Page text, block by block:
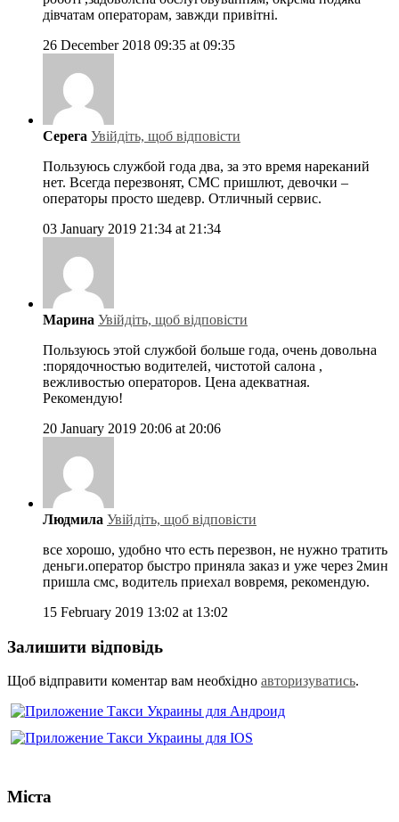
дівчатам операторам, завжди привітні.
26 December 2018 09:35 at 09:35
Серега Увійдіть, щоб відповісти
Пользуюсь службой года два, за это время нареканий
нет. Всегда перезвонят, СМС пришлют, девочки –
операторы просто шедевр. Отличный сервис.
03 January 2019 21:34 at 21:34
Марина Увійдіть, щоб відповісти
Пользуюсь этой службой больше года, очень довольна
:порядочностью водителей, чистотой салона ,
вежливостью операторов. Цена адекватная.
Рекомендую!
20 January 2019 20:06 at 20:06
Людмила Увійдіть, щоб відповісти
все хорошо, удобно что есть перезвон, не нужно тратить
деньги.оператор быстро приняла заказ и уже через 2мин
пришла смс, водитель приехал вовремя, рекомендую.
15 February 2019 13:02 at 13:02
Залишити відповідь
Щоб відправити коментар вам необхідно авторизуватись.
Міста